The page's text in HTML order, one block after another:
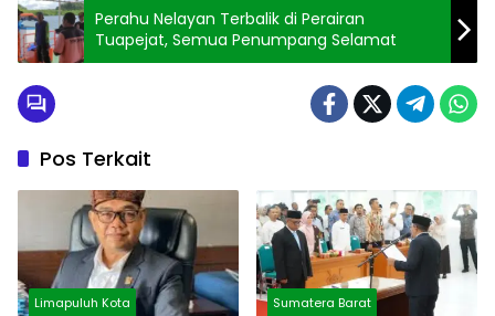
Perahu Nelayan Terbalik di Perairan
Tuapejat, Semua Penumpang Selamat
Pos Terkait
Limapuluh Kota Sumatera Barat